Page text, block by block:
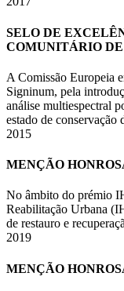
SELO DE
COMUNITÁRIO
A Comissão Europeia
Signinum, pela
análise multiespectral
estado de conservação
2015
MENÇÃO
No âmbito do prémio
Reabilitação Urbana
de restauro e
2019
MENÇÃO